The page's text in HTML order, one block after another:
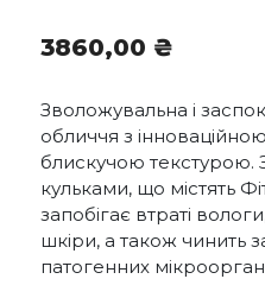
3860,00 ₴
Зволожувальна і
обличчя з
блискучою текстурою.
кульками, що містять
запобігає втраті
шкіри, а також чинить
патогенних